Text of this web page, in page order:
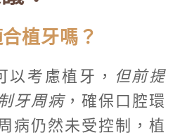
植牙嗎？
以考慮植牙， 但前提
牙周病，確保口腔環
病仍然未受控制，植